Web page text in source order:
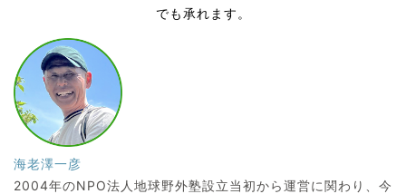
でも承れます。
海老澤一彦
2004年のNPO法人地球野外塾設立当初から運営に関わり、今